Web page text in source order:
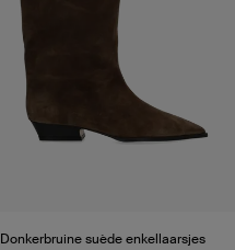
Donkerbruine suède enkellaarsjes